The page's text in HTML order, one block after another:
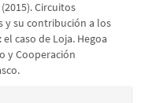
Circuitos
y su contribución a los
caso de Loja. Hegoa
y Cooperación